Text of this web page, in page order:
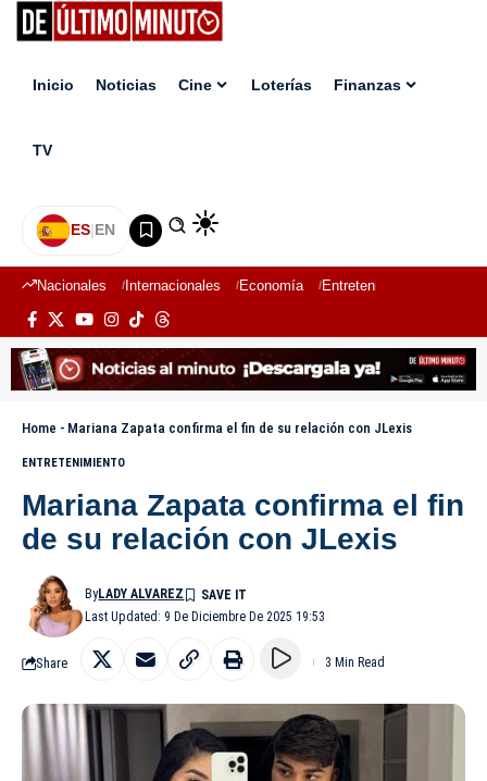
Inicio Noticias Cine Loterías Finanzas
TV
ES|EN
Nacionales Internacionales Economía Entretenimiento
Home - Mariana Zapata confirma el fin de su relación con JLexis
ENTRETENIMIENTO
Mariana Zapata confirma el fin
de su relación con JLexis
Last Updated: 9 De Diciembre De 2025 19:53
ByLADY ALVAREZ
Share 3 Min Read